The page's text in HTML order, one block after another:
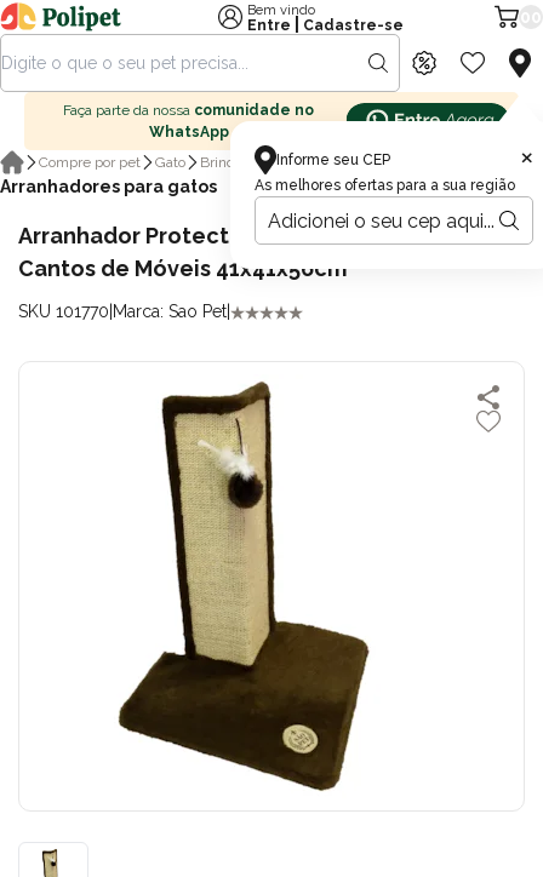
Informe seu CEP
As melhores ofertas para a sua região
×
Bem vindo
Entre
Cadastre-se
Faça parte da nossa comunidade no
WhatsApp
Compre por pet
Gato Brinquedo para Gatos
Arranhadores para gatos
Arranhador Protector São Pet Marrom para
Cantos de Móveis 41x41x56cm
SKU 101770 Marca: Sao Pet